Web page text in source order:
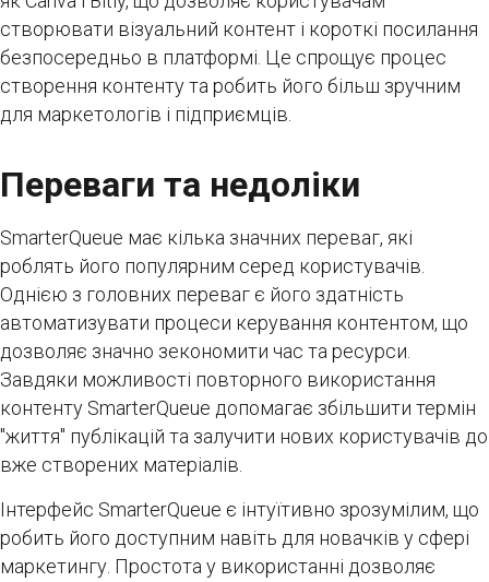
створювати візуальний контент і короткі посилання
безпосередньо в платформі. Це спрощує процес
створення контенту та робить його більш зручним
для маркетологів і підприємців.
Переваги та недоліки
SmarterQueue має кілька значних переваг, які
роблять його популярним серед користувачів.
Однією з головних переваг є його здатність
автоматизувати процеси керування контентом, що
дозволяє значно зекономити час та ресурси.
Завдяки можливості повторного використання
контенту SmarterQueue допомагає збільшити термін
"життя" публікацій та залучити нових користувачів до
вже створених матеріалів.
Інтерфейс SmarterQueue є інтуїтивно зрозумілим, що
робить його доступним навіть для новачків у сфері
маркетингу. Простота у використанні дозволяє